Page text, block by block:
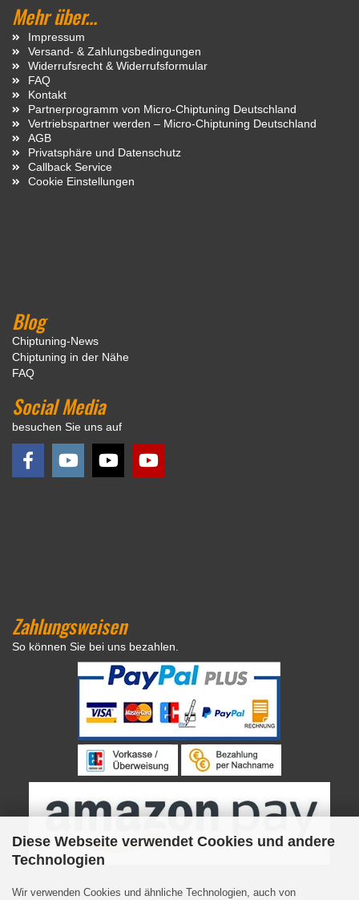
Diese Webseite verwendet Cookies und andere
Technologien
Wir verwenden Cookies und ähnliche Technologien, auch von
Mehr über...
Impressum
Versand- & Zahlungsbedingungen
Widerrufsrecht & Widerrufsformular
FAQ
Kontakt
Partnerprogramm von Micro-Chiptuning Deutschland
Vertriebspartner werden – Micro-Chiptuning Deutschland
AGB
Privatsphäre und Datenschutz
Callback Service
Cookie Einstellungen
Blog
Chiptuning-News
Chiptuning in der Nähe
FAQ
Social Media
besuchen Sie uns auf
Zahlungsweisen
So können Sie bei uns bezahlen.